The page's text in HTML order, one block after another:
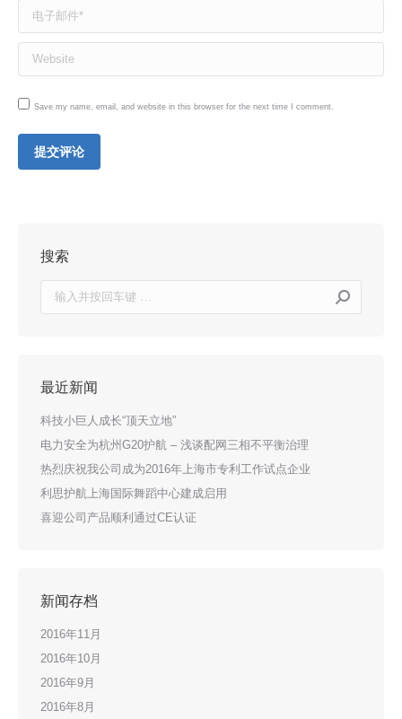
电子邮件 *
Website
Save my name, email, and website in this browser for the next time I comment.
提交评论
搜索
Search:
最近新闻
科技小巨人成长“顶天立地”
电力安全为杭州G20护航 – 浅谈配网三相不平衡治理
热烈庆祝我公司成为2016年上海市专利工作试点企业
利思护航上海国际舞蹈中心建成启用
喜迎公司产品顺利通过CE认证
新闻存档
2016年11月
2016年10月
2016年9月
2016年8月